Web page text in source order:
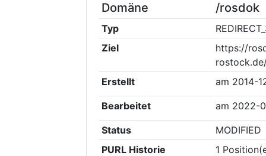
Domäne
/rosdok
Typ
Ziel
https://
Erstellt
am 2014-
Bearbeitet am 2022-
Status
MODIFIED
PURL Historie
1